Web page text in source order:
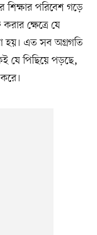
শিক্ষার পরিবেশ গড়ে
ক্ষেত্রে যে
হয়। এত সব অগ্রগতি
যে পিছিয়ে পড়ছে,